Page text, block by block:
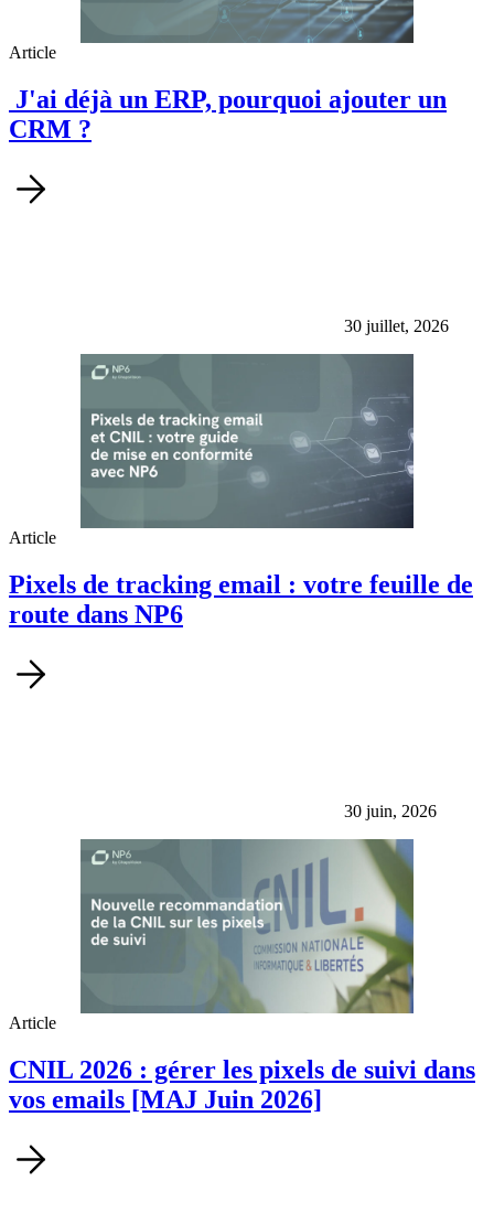
Article
J'ai déjà un ERP, pourquoi ajouter un
CRM ?
30 juillet, 2026
Article
Pixels de tracking email : votre feuille de
route dans NP6
30 juin, 2026
Article
CNIL 2026 : gérer les pixels de suivi dans
vos emails [MAJ Juin 2026]